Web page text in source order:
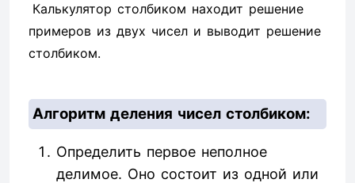
Калькулятор столбиком находит решение
примеров из двух чисел и выводит решение
столбиком.
Алгоритм деления чисел столбиком:
Определить первое неполное
делимое. Оно состоит из одной или